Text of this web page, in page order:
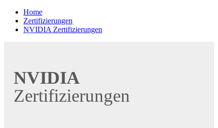
Home
Zertifizierungen
NVIDIA Zertifizierungen
NVIDIA
Zertifizierungen